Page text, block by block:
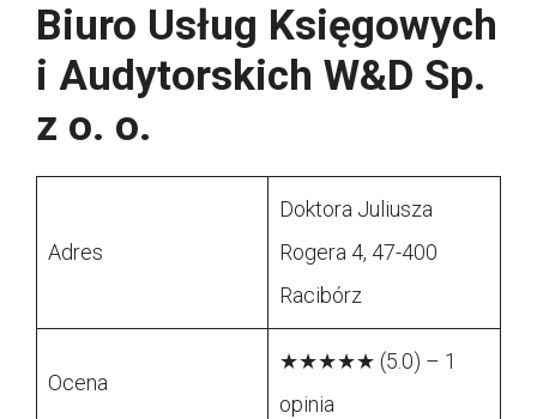
Biuro Usług Księgowych
i Audytorskich W&D Sp.
z o. o.
Adres
Doktora Juliusza
Rogera 4, 47-400
Racibórz
Ocena
★★★★★ (5.0) – 1
opinia